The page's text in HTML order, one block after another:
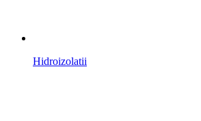
Hidroizolatii